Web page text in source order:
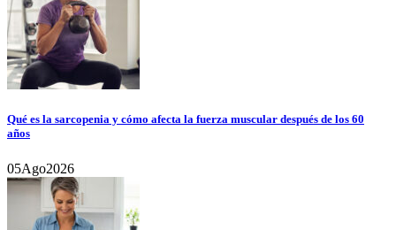
Qué es la sarcopenia y cómo afecta la fuerza muscular después de los 60
años
05Ago2026